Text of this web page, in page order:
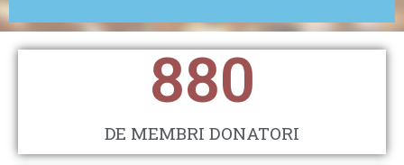
880
DE MEMBRI DONATORI